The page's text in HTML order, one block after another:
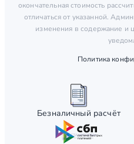
окончательная стоимость
отличаться от указанной.
изменения в содержание и
Политика
Безналичный расчёт